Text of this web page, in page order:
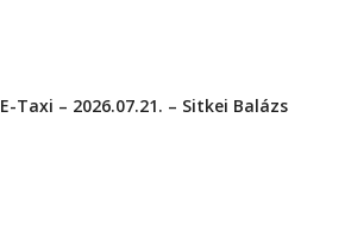
E-Taxi – 2026.07.21. – Sitkei Balázs